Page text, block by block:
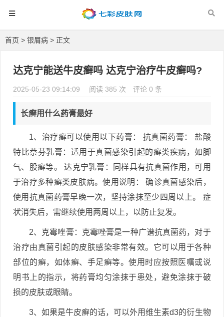
首页 > 银屑病 > 正文
达克宁能送牛皮癣吗 达克宁治疗牛皮癣吗?
2025-05-23 09:14:09 阅读 385 次 评论 0 条
长癣用什么药膏最好
1、治疗癣可以使用以下药膏： 抗真菌药膏： 盐酸
特比萘芬乳膏：适用于真菌感染引起的癣类疾病，如脚
气、股癣等。 达克宁乳膏：同样具有抗真菌作用，可用
于治疗多种癣类皮肤病。使用说明： 确诊真菌感染后，
使用抗真菌药膏早晚一次，坚持涂抹至少四周以上。 症
状消失后，需继续使用两周以上，以防止复发。
2、克霉唑膏：克霉唑膏是一种广谱抗真菌药，对于
治疗由真菌引起的皮肤感染非常有效。它可以用于各种
部位的癣，如体癣、手足癣等。使用时应按照医嘱或说
明书上的指示，将药膏均匀涂抹于患处，避免涂抹于破
损的皮肤或眼睛。
3、如果是牛皮癣的话，可以外用维生素d3的衍生物